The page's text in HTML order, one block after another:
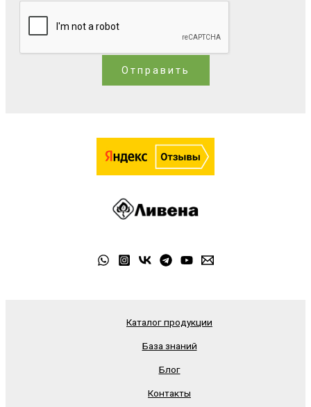
Отправить
Каталог продукции
База знаний
Блог
Контакты